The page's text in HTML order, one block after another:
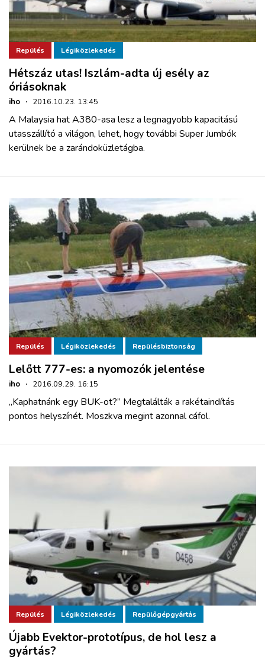
Repülés Légiközlekedés
Hétszáz utas! Iszlám-adta új esély az
óriásoknak
iho · 2016.10.23. 13:45
A Malaysia hat A380-asa lesz a legnagyobb kapacitású
utasszállító a világon, lehet, hogy további Super Jumbók
kerülnek be a zarándoküzletágba.
Repülés Légiközlekedés Repülésbiztonság
Lelőtt 777-es: a nyomozók jelentése
iho · 2016.09.29. 16:15
„Kaphatnánk egy BUK-ot?” Megtalálták a rakétaindítás
pontos helyszínét. Moszkva megint azonnal cáfol.
Repülés Légiközlekedés Repülőgépgyártás
Újabb Evektor-prototípus, de hol lesz a
gyártás?